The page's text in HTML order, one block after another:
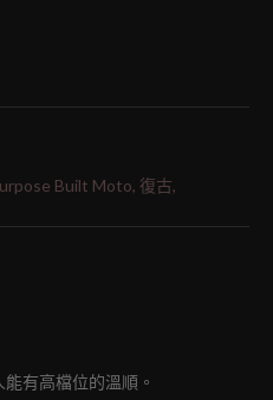
Built Moto, 復古,
有高檔位的溫順。